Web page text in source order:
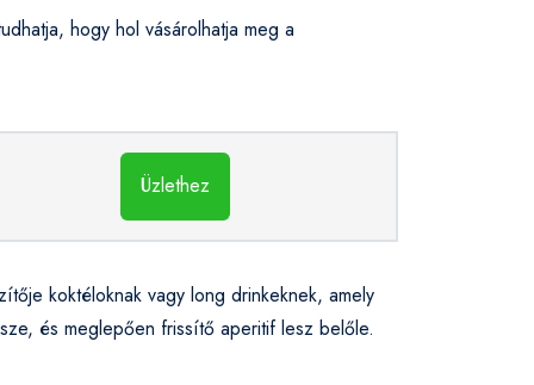
hogy hol vásárolhatja meg a
Üzlethez
koktéloknak vagy long drinkeknek, amely
és meglepően frissítő aperitif lesz belőle.